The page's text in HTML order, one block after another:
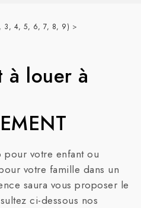
3, 4, 5, 6, 7, 8, 9) >
à louer à
pour votre enfant ou
votre famille dans un
saura vous proposer le
ci-dessous nos